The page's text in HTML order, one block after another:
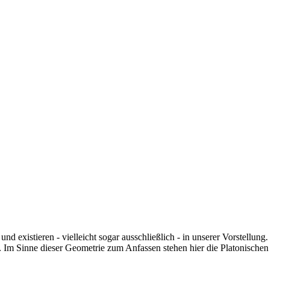
existieren - vielleicht sogar ausschließlich - in unserer Vorstellung.
Sinne dieser Geometrie zum Anfassen stehen hier die Platonischen